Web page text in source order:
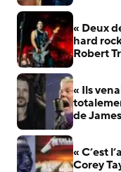
« Deux
hard
Robert
« Ils
de
« C’est
Corey